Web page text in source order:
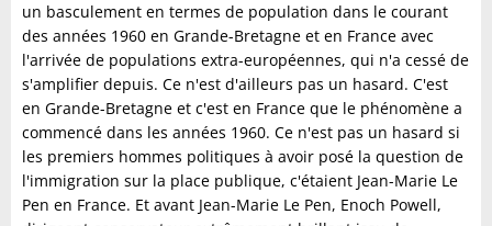
un basculement en termes de population dans le courant
des années 1960 en Grande-Bretagne et en France avec
l'arrivée de populations extra-européennes, qui n'a cessé de
s'amplifier depuis. Ce n'est d'ailleurs pas un hasard. C'est
en Grande-Bretagne et c'est en France que le phénomène a
commencé dans les années 1960. Ce n'est pas un hasard si
les premiers hommes politiques à avoir posé la question de
l'immigration sur la place publique, c'étaient Jean-Marie Le
Pen en France. Et avant Jean-Marie Le Pen, Enoch Powell,